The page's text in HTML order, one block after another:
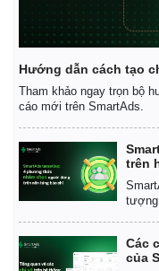
Hướng dẫn cách tạo
Tham khảo ngay trọn bộ
cáo mới trên SmartAds.
trên
Các
của